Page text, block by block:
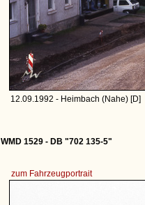
12.09.1992 - Heimbach (Nahe) [D]
WMD 1529 - DB "702 135-5"
zum Fahrzeugportrait